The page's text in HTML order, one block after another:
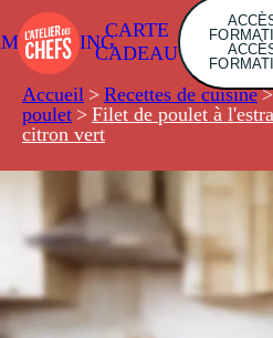
CARTE
CADEAU
Accueil > Recettes de cuisine >
poulet > Filet de poulet à
citron vert